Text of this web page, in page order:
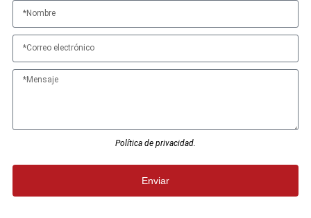
Política de privacidad.
Enviar